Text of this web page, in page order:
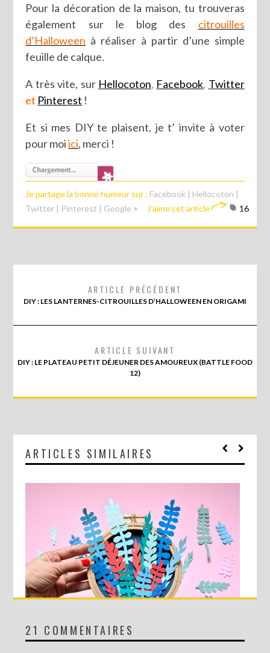
Pour la décoration de la maison, tu trouveras
également sur le blog des citrouilles
d’Halloween à réaliser à partir d’une simple
feuille de calque.
A très vite, sur Hellocoton, Facebook, Twitter
et Pinterest !
Et si mes DIY te plaisent, je t’ invite à voter
pour moiici, merci !
Je partage la bonne humeur sur : Facebook | Hellocoton |
Twitter | Pinterest | Google + J'aime cet article 16
ARTICLE PRÉCÉDENT
DIY : LES LANTERNES-CITROUILLES D’HALLOWEEN EN ORIGAMI
ARTICLE SUIVANT
DIY : LE PLATEAU PETIT DÉJEUNER DES AMOUREUX (BATTLE FOOD
12)
ARTICLES SIMILAIRES
DIY MA FORÊT DE PAPIER
21 COMMENTAIRES